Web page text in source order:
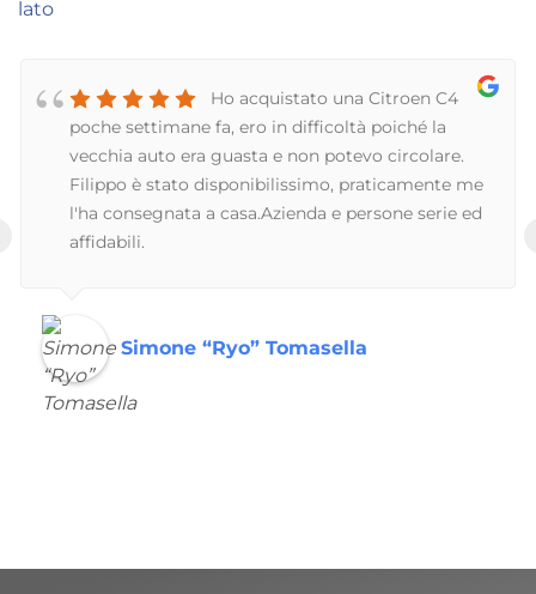
Ho acquistato una Citroen C4
poche settimane fa, ero in difficoltà poiché la
vecchia auto era guasta e non potevo circolare.
Filippo è stato disponibilissimo, praticamente me
l'ha consegnata a casa.Azienda e persone serie ed
affidabili.
Simone “Ryo” Tomasella